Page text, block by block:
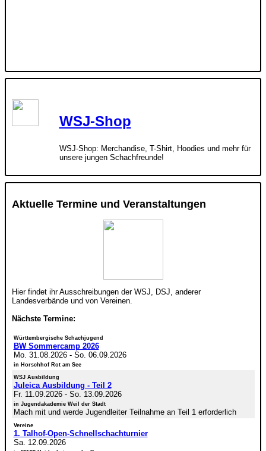
WSJ-Shop
WSJ-Shop: Merchandise, T-Shirt, Hoodies und mehr für
unsere jungen Schachfreunde!
Aktuelle Termine und Veranstaltungen
Hier findet ihr Ausschreibungen der WSJ, DSJ, anderer
Landesverbände und von Vereinen.
Nächste Termine:
Württembergische Schachjugend
BW Sommercamp 2026
Mo. 31.08.2026- So. 06.09.2026
in Horschhof Rot am See
WSJ Ausbildung
Juleica Ausbildung - Teil 2
Fr. 11.09.2026- So. 13.09.2026
in Jugendakademie Weil der Stadt
Mach mit und werde Jugendleiter Teilnahme an Teil 1 erforderlich
Vereine
1. Talhof-Open-Schnellschachturnier
Sa. 12.09.2026